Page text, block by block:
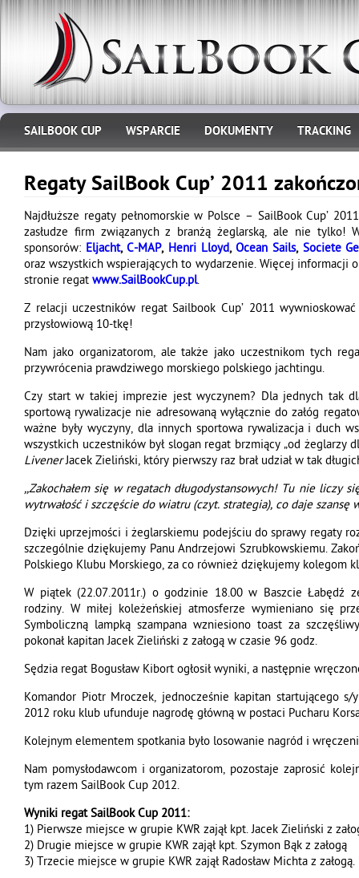
SAILBOOK CUP WSPARCIE DOKUMENTY TRACKING
Regaty SailBook Cup’ 2011
Najdłuższe regaty pełnomorskie w Polsce – SailBook Cup’
zasłudze firm związanych z branżą żeglarską, ale nie tylko!
sponsorów: Eljacht,C-MAP, Henri Lloyd,Ocean Sails, Societe
oraz wszystkich wspierających to wydarzenie. Więcej informacji o
stronie regat www.SailBookCup.pl.
Z relacji uczestników regat Sailbook Cup’ 2011
przysłowiową 10-tkę!
Nam jako organizatorom, ale także jako uczestnikom tych
przywrócenia prawdziwego morskiego polskiego jachtingu.
Czy start w takiej imprezie jest wyczynem? Dla jednych tak
sportową rywalizacje nie adresowaną wyłącznie do załóg
ważne były wyczyny, dla innych sportowa rywalizacja i duch
wszystkich uczestników był slogan regat brzmiący „od żeglarzy
LivenerJacek Zieliński, który pierwszy raz brał udział w tak
,,Zakochałem się w regatach długodystansowych! Tu nie liczy
wytrwałość i szczęście do wiatru (czyt. strategia), co daje szansę
Dzięki uprzejmości i żeglarskiemu podejściu do sprawy regaty
szczególnie dziękujemy Panu Andrzejowi Szrubkowskiemu.
Polskiego Klubu Morskiego, za co również dziękujemy kolegom
W piątek (22.07.2011r.) o godzinie 18.00 w Baszcie Łabędź
rodziny. W miłej koleżeńskiej atmosferze wymieniano się
Symboliczną lampką szampana wzniesiono toast za
pokonał kapitan Jacek Zieliński z załogą w czasie 96 godz.
Sędzia regat Bogusław Kibort ogłosił wyniki, a następnie
Komandor Piotr Mroczek, jednocześnie kapitan startującego
2012 roku klub ufunduje nagrodę główną w postaci Pucharu
Kolejnym elementem spotkania było losowanie nagród i
Nam pomysłodawcom i organizatorom, pozostaje zaprosić
tym razem SailBook Cup 2012.
Wyniki regat SailBook Cup 2011:
1) Pierwsze miejsce w grupie KWR zajął kpt. Jacek Zieliński z
2) Drugie miejsce w grupie KWR zajął kpt. Szymon Bąk z załogą
3) Trzecie miejsce w grupie KWR zajął Radosław Michta z załogą.